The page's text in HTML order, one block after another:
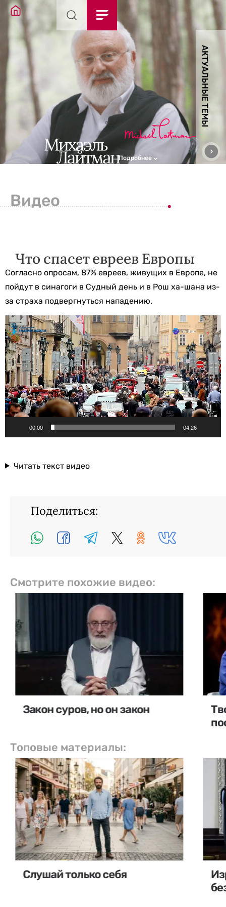
АКТУАЛЬНЫЕ ТЕМЫ
Подробнее
Видео
Что спасет евреев Европы
Согласно опросам, 87% евреев, живущих в Европе, не
пойдут в синагоги в Судный день и в Рош ха-шана из-
за страха подвергнуться нападению.
Видеоплеер
00:00 04:26
Читать текст видео
Поделиться:
Смотрите похожие видео:
Закон суров, но он закон
Топовые материалы:
Слушай только себя